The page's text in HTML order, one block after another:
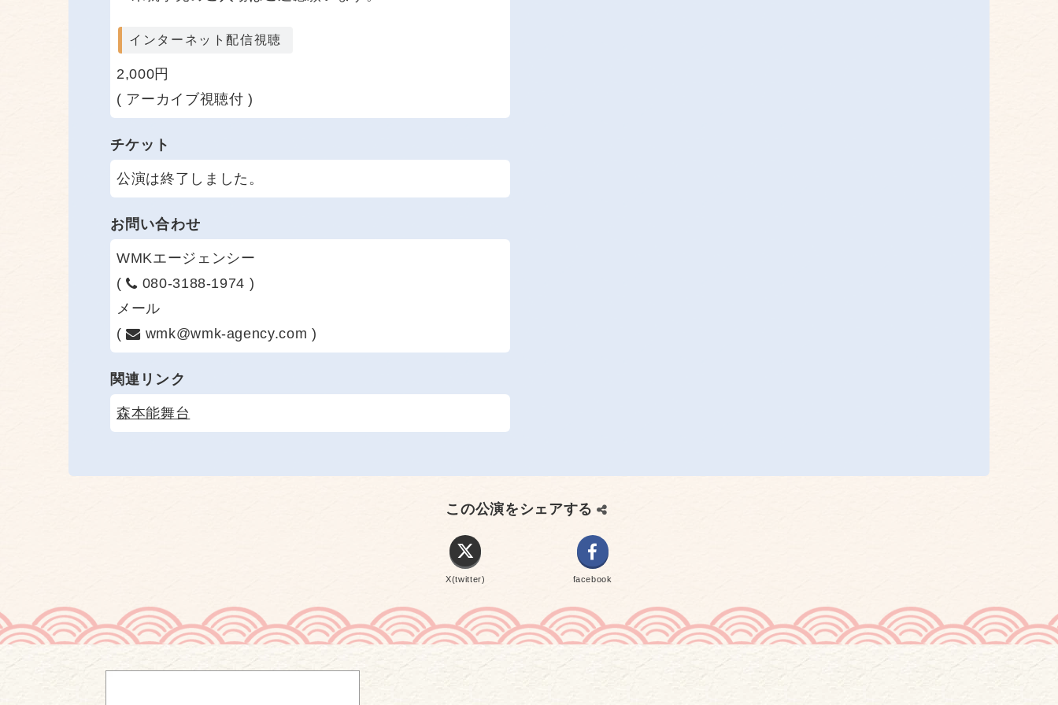
インターネット配信視聴
2,000円
( アーカイブ視聴付 )
チケット
公演は終了しました。
お問い合わせ
WMKエージェンシー
(
080-3188-1974 )
メール
(
wmk@wmk-agency.com )
関連リンク
森本能舞台
この公演をシェアする
X(twitter) facebook